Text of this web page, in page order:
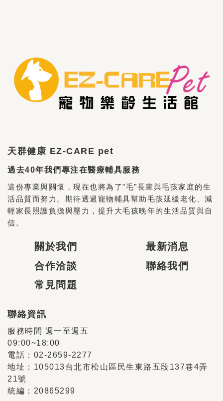
天群健康 EZ-CARE pet
過去40年我們專注在醫療輔具服務
這份專業與關懷，現在也將為了"毛"長輩與毛孩家庭的生
活品質而努力。期待透過寵物輔具幫助毛孩延緩老化、減
輕家長照護負擔與壓力，提升大毛孩晚年的生活品質與自
信。
關於我們
合作洽談
常見問題
最新消息
聯絡我們
聯絡資訊
服務時間 週一至週五
09:00~18:00
電話：02-2659-2277
地址：105013台北市松山區民生東路五段137巷4弄
21號
統編：20865299